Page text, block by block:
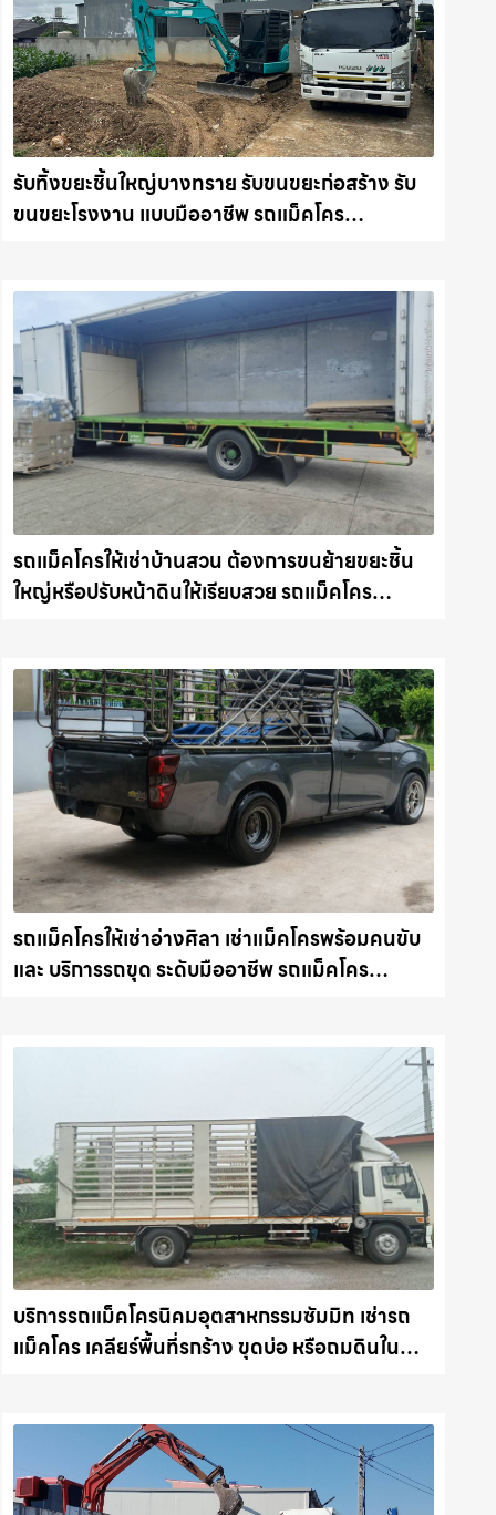
รับทิ้งขยะชิ้นใหญ่บางทราย รับขนขยะก่อสร้าง รับ
ขนขยะโรงงาน แบบมืออาชีพ รถแม็คโคร
รถแม็คโครให้เช่าบ้านสวน ต้องการขนย้ายขยะชิ้น
ใหญ่หรือปรับหน้าดินให้เรียบสวย รถแม็คโคร
รถแม็คโครให้เช่าอ่างศิลา เช่าแม็คโครพร้อมคนขับ
และ บริการรถขุด ระดับมืออาชีพ รถแม็คโคร
บริการรถแม็คโครนิคมอุตสาหกรรมซัมมิท เช่ารถ
แม็คโคร เคลียร์พื้นที่รกร้าง ขุดบ่อ หรือถมดินใน